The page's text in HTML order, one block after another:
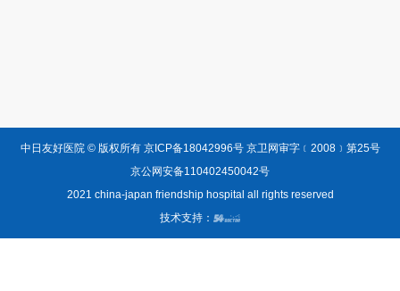
中日友好医院 © 版权所有 京ICP备18042996号 京卫网审字﹝2008﹞第25号
京公网安备110402450042号
2021 china-japan friendship hospital all rights reserved
技术支持：